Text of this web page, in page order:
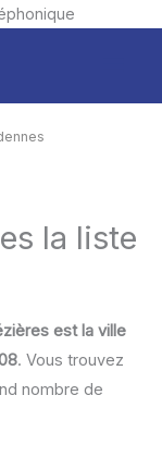
la liste
est la ville
. Vous trouvez
nombre de